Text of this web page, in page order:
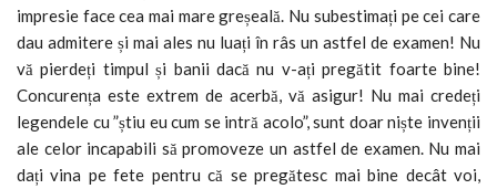
impresie face cea mai mare greșeală. Nu subestimați pe cei care
dau admitere și mai ales nu luați în râs un astfel de examen! Nu
vă pierdeți timpul și banii dacă nu v-ați pregătit foarte bine!
Concurența este extrem de acerbă, vă asigur! Nu mai credeți
legendele cu ”știu eu cum se intră acolo”, sunt doar niște invenții
ale celor incapabili să promoveze un astfel de examen. Nu mai
dați vina pe fete pentru că se pregătesc mai bine decât voi,